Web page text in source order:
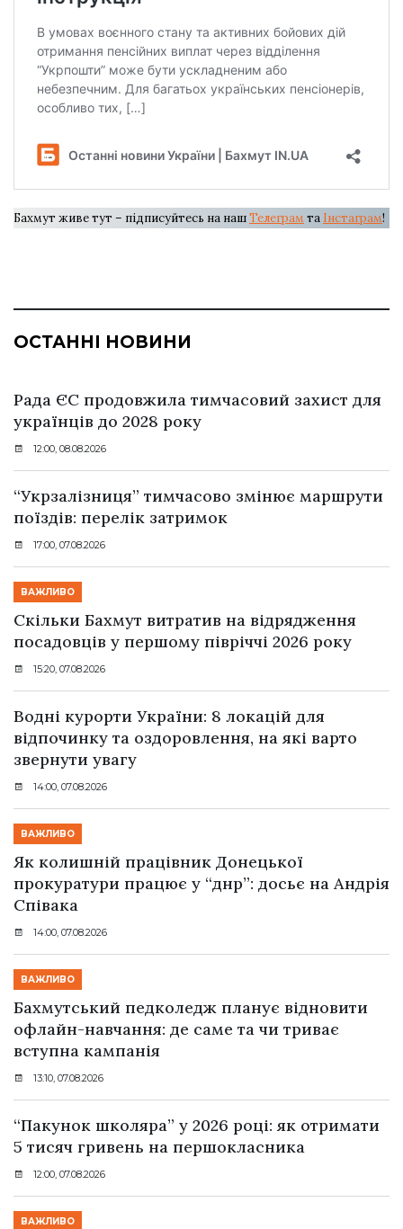
Бахмут живе тут – підписуйтесь на нашТелеграм та Інстаграм!
ОСТАННІ НОВИНИ
Рада ЄС продовжила тимчасовий захист для
українців до 2028 року
12:00, 08.08.2026
“Укрзалізниця” тимчасово змінює маршрути
поїздів: перелік затримок
17:00, 07.08.2026
ВАЖЛИВО
Скільки Бахмут витратив на відрядження
посадовців у першому півріччі 2026 року
15:20, 07.08.2026
Водні курорти України: 8 локацій для
відпочинку та оздоровлення, на які варто
звернути увагу
14:00, 07.08.2026
ВАЖЛИВО
Як колишній працівник Донецької
прокуратури працює у “днр”: досьє на Андрія
Співака
14:00, 07.08.2026
ВАЖЛИВО
Бахмутський педколедж планує відновити
офлайн-навчання: де саме та чи триває
вступна кампанія
13:10, 07.08.2026
“Пакунок школяра” у 2026 році: як отримати
5 тисяч гривень на першокласника
12:00, 07.08.2026
ВАЖЛИВО